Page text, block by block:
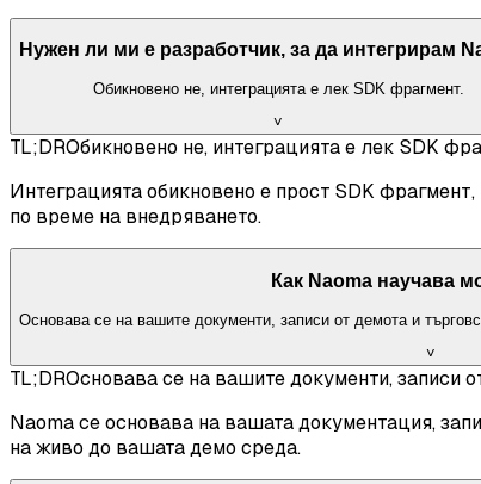
Нужен ли ми е разработчик, за да интегрирам
Обикновено не, интеграцията е лек SDK фрагмент.
˅
TL;DRОбикновено не, интеграцията е лек SDK
Интеграцията обикновено е прост SDK
по време на внедряването.
Как Naoma научава
Основава се на вашите документи, записи от демота и
˅
TL;DRОсновава се на вашите документи, записи
Naoma се основава на вашата документация,
на живо до вашата демо среда.